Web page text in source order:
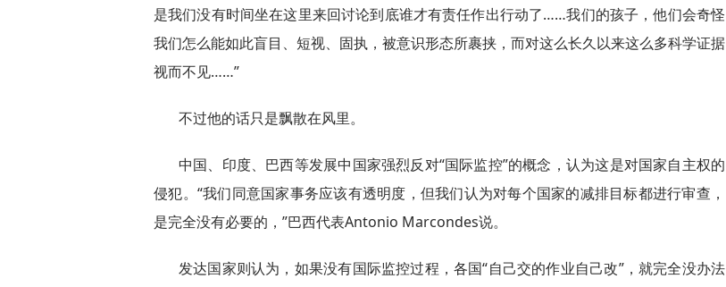
是我们没有时间坐在这里来回讨论到底谁才有责任作出行动了……我们的孩子，他们会奇怪
我们怎么能如此盲目、短视、固执，被意识形态所裹挟，而对这么长久以来这么多科学证据
视而不见……”
不过他的话只是飘散在风里。
中国、印度、巴西等发展中国家强烈反对“国际监控”的概念，认为这是对国家自主权的
侵犯。“我们同意国家事务应该有透明度，但我们认为对每个国家的减排目标都进行审查，
是完全没有必要的，”巴西代表Antonio Marcondes说。
发达国家则认为，如果没有国际监控过程，各国“自己交的作业自己改”，就完全没办法